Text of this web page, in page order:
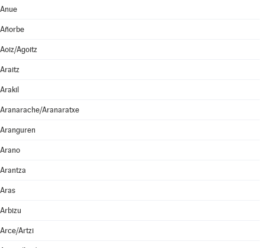
Anue
Añorbe
Aoiz/Agoitz
Araitz
Arakil
Aranarache/Aranaratxe
Aranguren
Arano
Arantza
Aras
Arbizu
Arce/Artzi